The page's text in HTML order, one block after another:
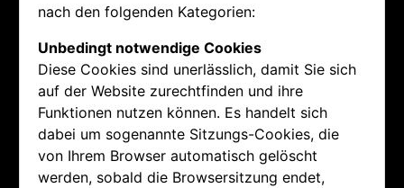
nach den folgenden Kategorien:
Unbedingt notwendige Cookies
Diese Cookies sind unerlässlich, damit Sie sich
auf der Website zurechtfinden und ihre
Funktionen nutzen können. Es handelt sich
dabei um sogenannte Sitzungs-Cookies, die
von Ihrem Browser automatisch gelöscht
werden, sobald die Browsersitzung endet,